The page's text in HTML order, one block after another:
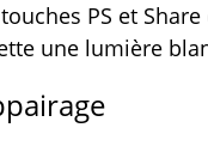
PS et
une lumière